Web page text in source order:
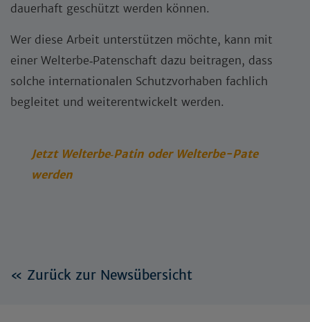
dauerhaft geschützt werden können.
Wer diese Arbeit unterstützen möchte, kann mit
einer Welterbe‑Patenschaft dazu beitragen, dass
solche internationalen Schutzvorhaben fachlich
begleitet und weiterentwickelt werden.
Jetzt Welterbe‑Patin oder Welterbe-Pate
werden
« Zurück zur Newsübersicht